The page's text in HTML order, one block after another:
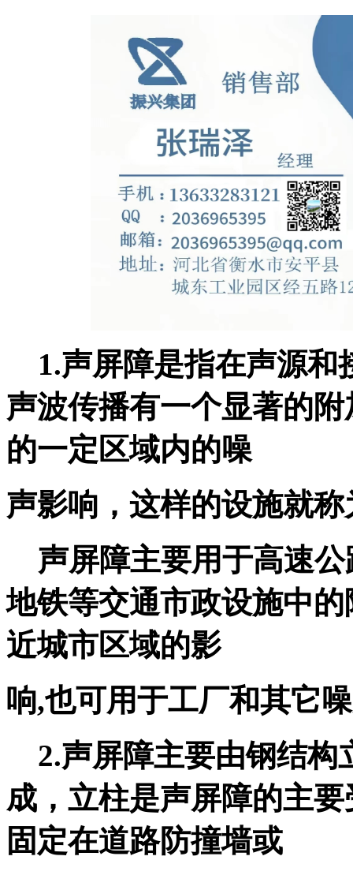
1.声屏障是指在声源和
声波传播有一个显著的
的一定区域内的噪
声影响，这样的设施就
声屏障主要用于高速公
地铁等交通市政设施中
近城市区域的影
响,也可用于工厂和其它
2.声屏障主要由钢结构
成，立柱是声屏障的主
固定在道路防撞墙或